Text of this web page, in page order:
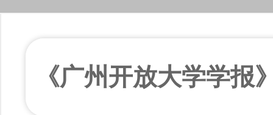
《广州开放大学学报